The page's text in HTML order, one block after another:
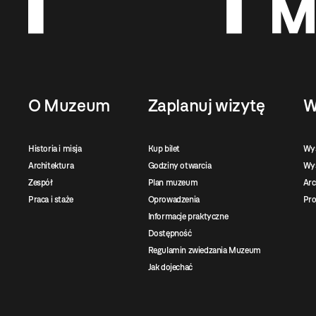
O Muzeum
Historia i misja
Architektura
Zespół
Praca i staże
Zaplanuj wizytę
Kup bilet
Godziny otwarcia
Plan muzeum
Oprowadzenia
Informacje praktyczne
Dostępność
Regulamin zwiedzania Muzeum
Jak dojechać